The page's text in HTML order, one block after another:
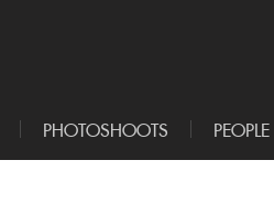
PHOTOSHOOTS PEOPLE